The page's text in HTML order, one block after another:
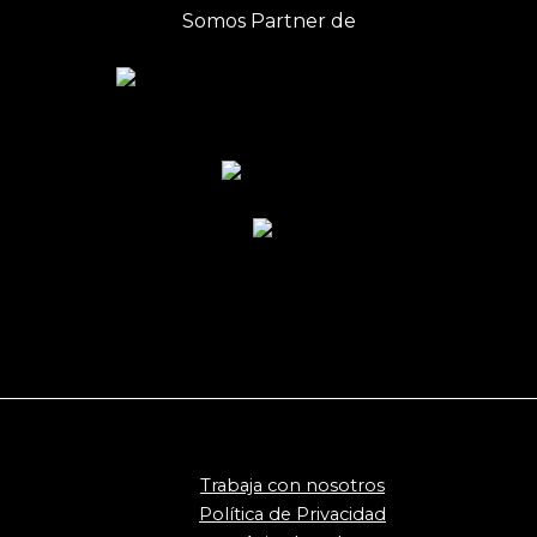
Somos Partner de
Trabaja con nosotros
Política de Privacidad